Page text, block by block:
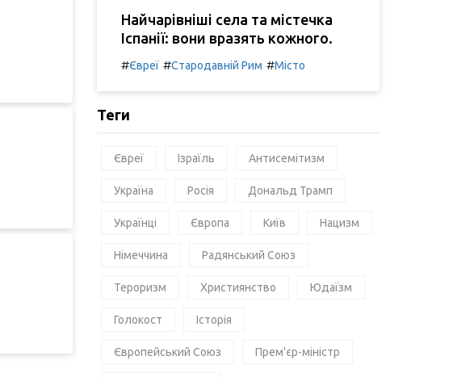
Найчарівніші села та містечка
Іспанії: вони вразять кожного.
#Євреї #Стародавній Рим #Місто
Теги
Євреї Ізраїль Антисемітизм
Україна Росія Дональд Трамп
Українці Європа Київ Нацизм
Німеччина Радянський Союз
Тероризм Християнство Юдаїзм
Голокост Історія
Європейський Союз Прем'єр-міністр